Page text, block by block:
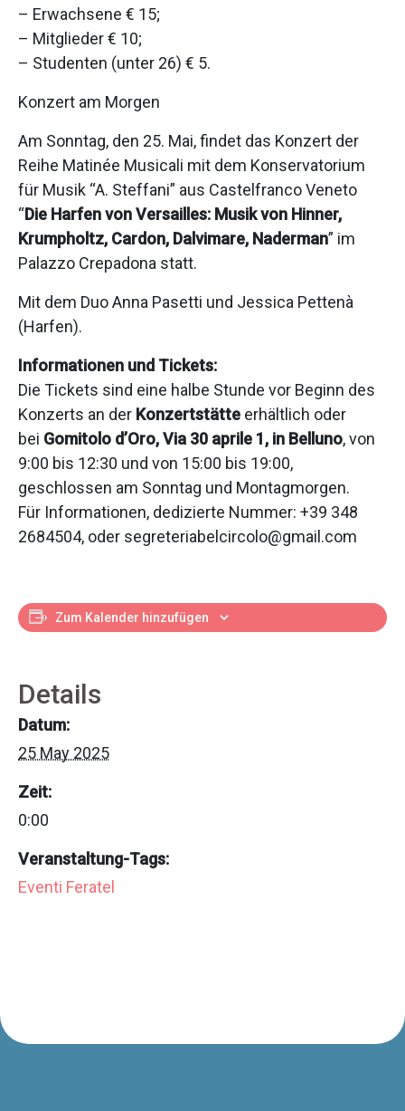
– Erwachsene € 15;
– Mitglieder € 10;
– Studenten (unter 26) € 5.
Konzert am Morgen
Am Sonntag, den 25. Mai, findet das Konzert der
Reihe Matinée Musicali mit dem Konservatorium
für Musik “A. Steffani” aus Castelfranco Veneto
“Die Harfen von Versailles: Musik von Hinner,
Krumpholtz, Cardon, Dalvimare, Naderman” im
Palazzo Crepadona statt.
Mit dem Duo Anna Pasetti und Jessica Pettenà
(Harfen).
Informationen und Tickets:
Die Tickets sind eine halbe Stunde vor Beginn des
Konzerts an der Konzertstätte erhältlich oder
bei Gomitolo d’Oro, Via 30 aprile 1, in Belluno, von
9:00 bis 12:30 und von 15:00 bis 19:00,
geschlossen am Sonntag und Montagmorgen.
Für Informationen, dedizierte Nummer: +39 348
2684504, oder segreteriabelcircolo@gmail.com
Zum Kalender hinzufügen
Details
Datum:
25 May 2025
Zeit:
0:00
Veranstaltung-Tags:
Eventi Feratel